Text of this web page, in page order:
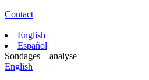
Contact
English
Español
Sondages – analyse
English